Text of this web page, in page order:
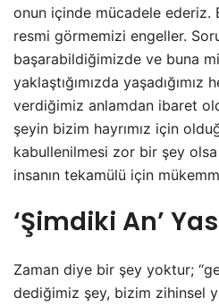
onun içinde mücadele ederiz.
resmi görmemizi engeller.
başarabildiğimizde ve buna
yaklaştığımızda yaşadığımız
verdiğimiz anlamdan ibaret
şeyin bizim hayrımız için
kabullenilmesi zor bir şey
insanın tekamülü için
‘Şimdiki An’
Zaman diye bir şey yoktur;
dediğimiz şey, bizim zihinsel